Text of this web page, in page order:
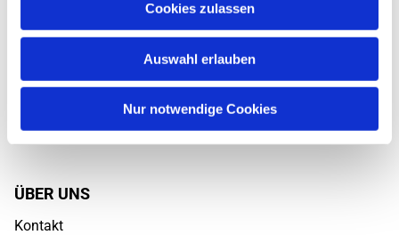
Cookies zulassen
Auswahl erlauben
Nur notwendige Cookies
02171 - 400 511 / 400513
gemeindebuero@kirche-opladen.de
Die Öffnungszeiten unseres Gemeindebüros sind
dienstags bis freitags von 9-12 Uhr.
ÜBER UNS
Kontakt